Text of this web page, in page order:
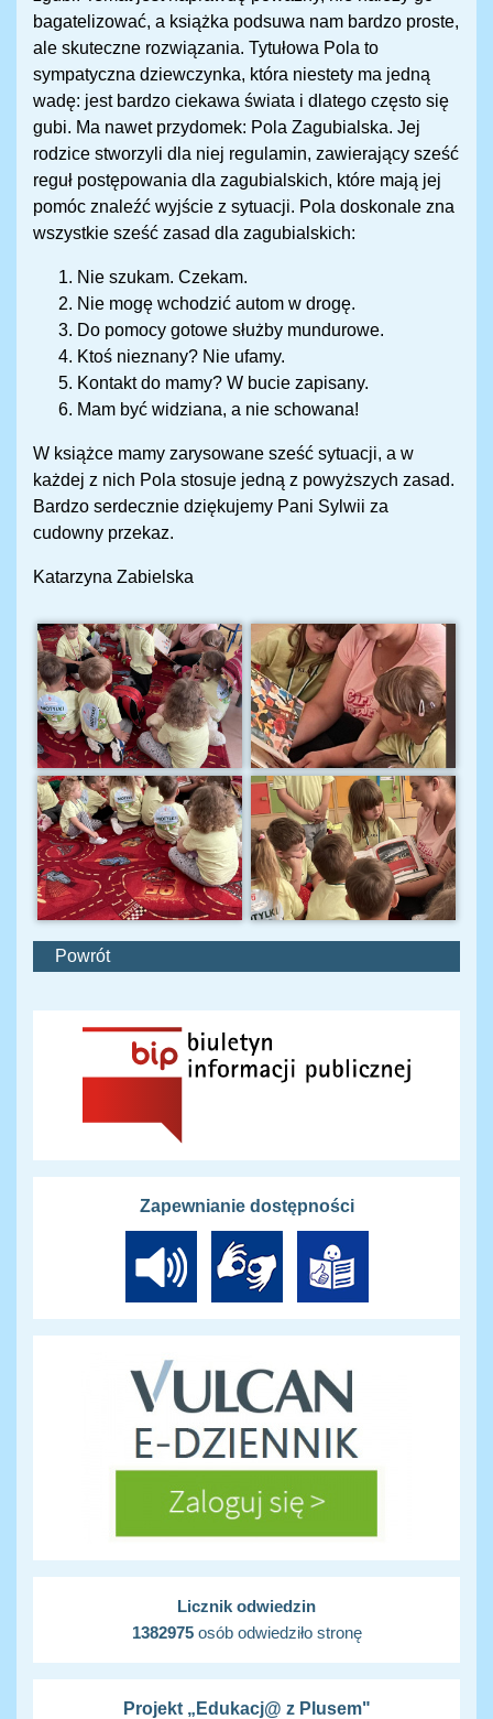
bagatelizować, a książka podsuwa nam bardzo proste,
ale skuteczne rozwiązania. Tytułowa Pola to
sympatyczna dziewczynka, która niestety ma jedną
wadę: jest bardzo ciekawa świata i dlatego często się
gubi. Ma nawet przydomek: Pola Zagubialska. Jej
rodzice stworzyli dla niej regulamin, zawierający sześć
reguł postępowania dla zagubialskich, które mają jej
pomóc znaleźć wyjście z sytuacji. Pola doskonale zna
wszystkie sześć zasad dla zagubialskich:
Nie szukam. Czekam.
Nie mogę wchodzić autom w drogę.
Do pomocy gotowe służby mundurowe.
Ktoś nieznany? Nie ufamy.
Kontakt do mamy? W bucie zapisany.
Mam być widziana, a nie schowana!
W książce mamy zarysowane sześć sytuacji, a w
każdej z nich Pola stosuje jedną z powyższych zasad.
Bardzo serdecznie dziękujemy Pani Sylwii za
cudowny przekaz.
Katarzyna Zabielska
Powrót
Zapewnianie dostępności
Licznik odwiedzin
1382975osób odwiedziło stronę
Projekt „Edukacj@ z Plusem"